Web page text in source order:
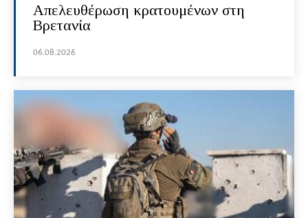
Απελευθέρωση κρατουμένων στη
Βρετανία
06.08.2026